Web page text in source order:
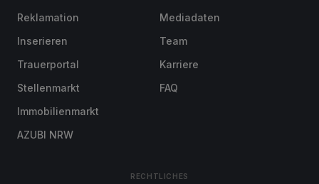
Reklamation
Inserieren
Trauerportal
Stellenmarkt
Immobilienmarkt
AZUBI NRW
Mediadaten
Team
Karriere
FAQ
RECHTLICHES